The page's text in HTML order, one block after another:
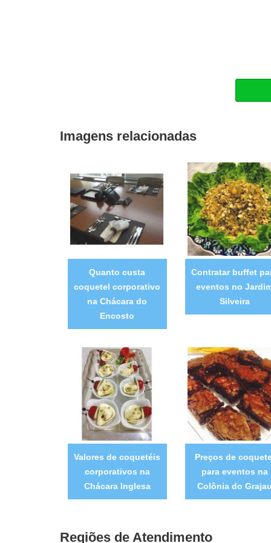
Imagens relacionadas
Quanto custa
coquetel corporativo
na Chácara do
Encosto
Contratar buffet
eventos no
Silveira
Valores de coquetéis
corporativos na
Chácara Inglesa
Preços de
para eventos na
Colônia do Grajau
Regiões de Atendimento